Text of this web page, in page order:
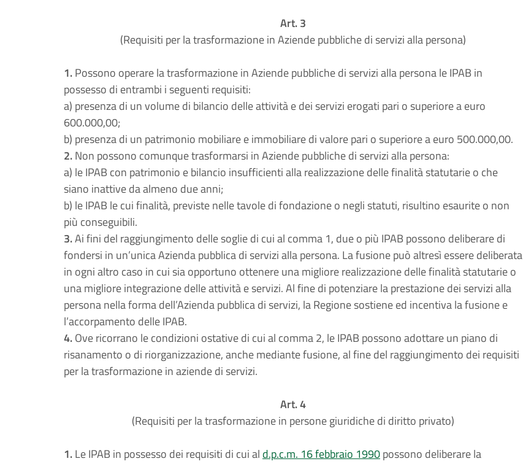
Art. 3
(Requisiti per la trasformazione in Aziende pubbliche di servizi alla persona)
1.Possono operare la trasformazione in Aziende pubbliche di servizi alla persona le IPAB in
possesso di entrambi i seguenti requisiti:
a) presenza di un volume di bilancio delle attività e dei servizi erogati pari o superiore a euro
600.000,00;
b) presenza di un patrimonio mobiliare e immobiliare di valore pari o superiore a euro 500.000,00.
2.Non possono comunque trasformarsi in Aziende pubbliche di servizi alla persona:
a) le IPAB con patrimonio e bilancio insufficienti alla realizzazione delle finalità statutarie o che
siano inattive da almeno due anni;
b) le IPAB le cui finalità, previste nelle tavole di fondazione o negli statuti, risultino esaurite o non
più conseguibili.
3.Ai fini del raggiungimento delle soglie di cui al comma 1, due o più IPAB possono deliberare di
fondersi in un’unica Azienda pubblica di servizi alla persona. La fusione può altresì essere deliberata
in ogni altro caso in cui sia opportuno ottenere una migliore realizzazione delle finalità statutarie o
una migliore integrazione delle attività e servizi. Al fine di potenziare la prestazione dei servizi alla
persona nella forma dell’Azienda pubblica di servizi, la Regione sostiene ed incentiva la fusione e
l’accorpamento delle IPAB.
4.Ove ricorrano le condizioni ostative di cui al comma 2, le IPAB possono adottare un piano di
risanamento o di riorganizzazione, anche mediante fusione, al fine del raggiungimento dei requisiti
per la trasformazione in aziende di servizi.
Art. 4
(Requisiti per la trasformazione in persone giuridiche di diritto privato)
1.Le IPAB in possesso dei requisiti di cui al d.p.c.m. 16 febbraio 1990possono deliberare la